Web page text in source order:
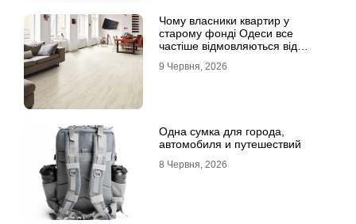
Чому власники квартир у
старому фонді Одеси все
частіше відмовляються від
9 Червня, 2026
Одна сумка для города,
автомобиля и путешествий
8 Червня, 2026